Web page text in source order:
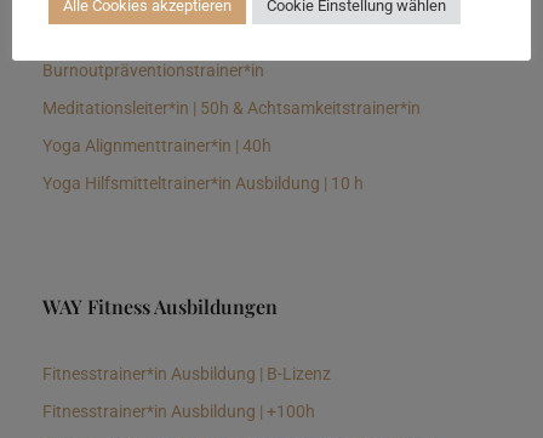
Longevitytrainer*in
Burnoutpräventionstrainer*in
Meditationsleiter*in | 50h & Achtsamkeitstrainer*in
Yoga Alignmenttrainer*in | 40h
Yoga Hilfsmitteltrainer*in Ausbildung | 10 h
WAY Fitness Ausbildungen
Fitnesstrainer*in Ausbildung | B-Lizenz
Fitnesstrainer*in Ausbildung | +100h
Alle Cookies akzeptieren Cookie Einstellung wählen